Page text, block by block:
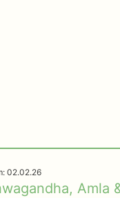
02.02.26
Amla